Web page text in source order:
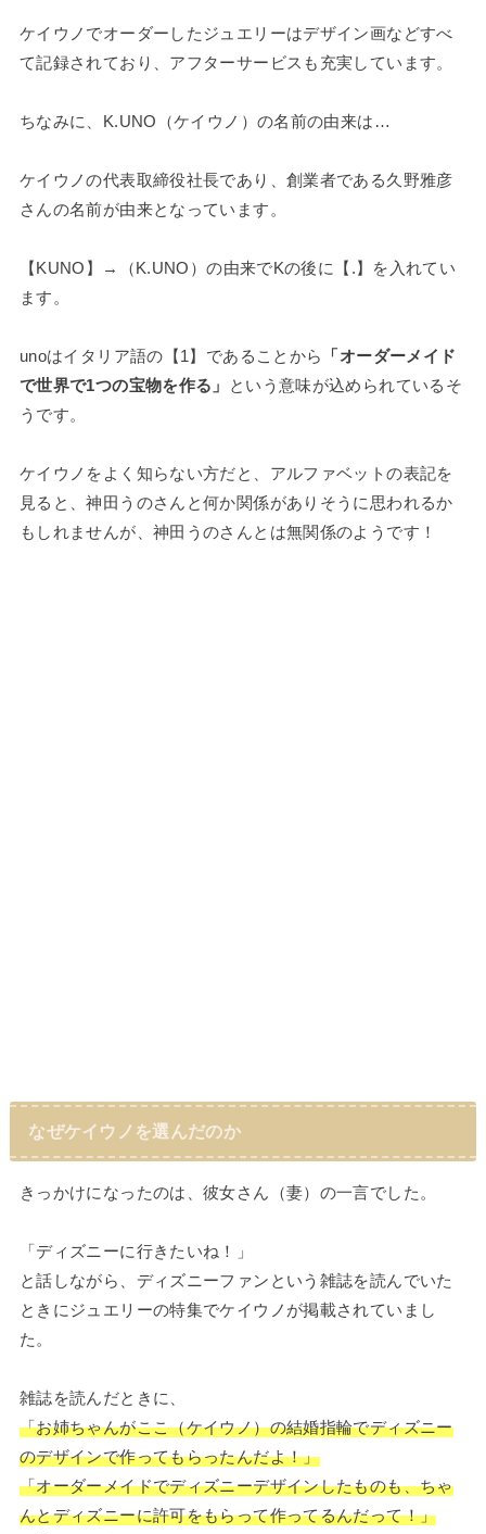
ケイウノでオーダーしたジュエリーはデザイン画などすべ
て記録されており、アフターサービスも充実しています。
ちなみに、K.UNO（ケイウノ）の名前の由来は…
ケイウノの代表取締役社長であり、創業者である久野雅彦
さんの名前が由来となっています。
【KUNO】→（K.UNO）の由来でKの後に【.】を入れてい
ます。
unoはイタリア語の【1】であることから
「オーダーメイド
で世界で1つの宝物を作る」
という意味が込められているそ
うです。
ケイウノをよく知らない方だと、アルファベットの表記を
見ると、神田うのさんと何か関係がありそうに思われるか
もしれませんが、神田うのさんとは無関係のようです！
なぜケイウノを選んだのか
きっかけになったのは、彼女さん（妻）の一言でした。
「ディズニーに行きたいね！」
と話しながら、ディズニーファンという雑誌を読んでいた
ときにジュエリーの特集でケイウノが掲載されていまし
た。
雑誌を読んだときに、
「お姉ちゃんがここ（ケイウノ）の結婚指輪でディズニー
のデザインで作ってもらったんだよ！」
「オーダーメイドでディズニーデザインしたものも、ちゃ
んとディズニーに許可をもらって作ってるんだって！」